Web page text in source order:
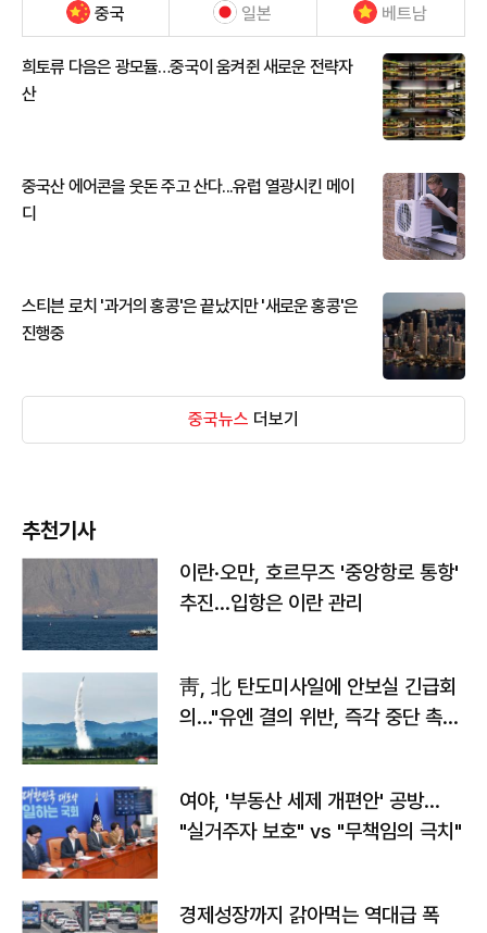
중국 일본 베트남
희토류 다음은 광모듈…중국이 움켜쥔 새로운 전략자
산
중국산 에어콘을 웃돈 주고 산다...유럽 열광시킨 메이
디
스티븐 로치 '과거의 홍콩'은 끝났지만 '새로운 홍콩'은
진행중
중국뉴스 더보기
추천기사
이란·오만, 호르무즈 '중앙항로 통항'
추진…입항은 이란 관리
靑, 北 탄도미사일에 안보실 긴급회
의…"유엔 결의 위반, 즉각 중단 촉
여야, '부동산 세제 개편안' 공방…
"실거주자 보호" vs "무책임의 극치"
경제성장까지 갉아먹는 역대급 폭